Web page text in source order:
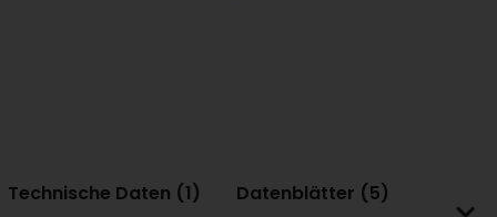
Technische Daten (1) Datenblätter (5)